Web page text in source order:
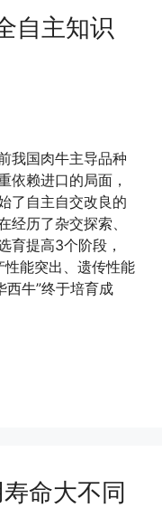
自主知识
我国肉牛主导品种
依赖进口的局面，
了自主自交改良的
经历了杂交探索、
育提高3个阶段，
能突出、遗传性能
牛”终于培育成
命大不同